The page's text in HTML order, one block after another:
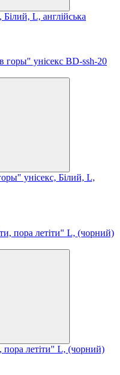
L, англійська
унісекс, Білий, L,
пора летіти" L, (чорний)